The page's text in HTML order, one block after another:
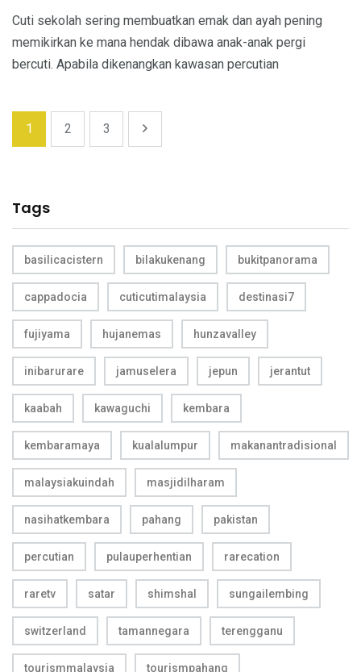
Cuti sekolah sering membuatkan emak dan ayah pening
memikirkan ke mana hendak dibawa anak-anak pergi
bercuti. Apabila dikenangkan kawasan percutian
1 2 3
Tags
basilicacistern bilakukenang bukitpanorama
cappadocia cuticutimalaysia destinasi7
fujiyama hujanemas hunzavalley
inibarurare jamuselera jepun jerantut
kaabah kawaguchi kembara
kembaramaya kualalumpur makanantradisional
malaysiakuindah masjidilharam
nasihatkembara pahang pakistan
percutian pulauperhentian rarecation
raretv satar shimshal sungailembing
switzerland tamannegara terengganu
tourismmalaysia tourismpahang